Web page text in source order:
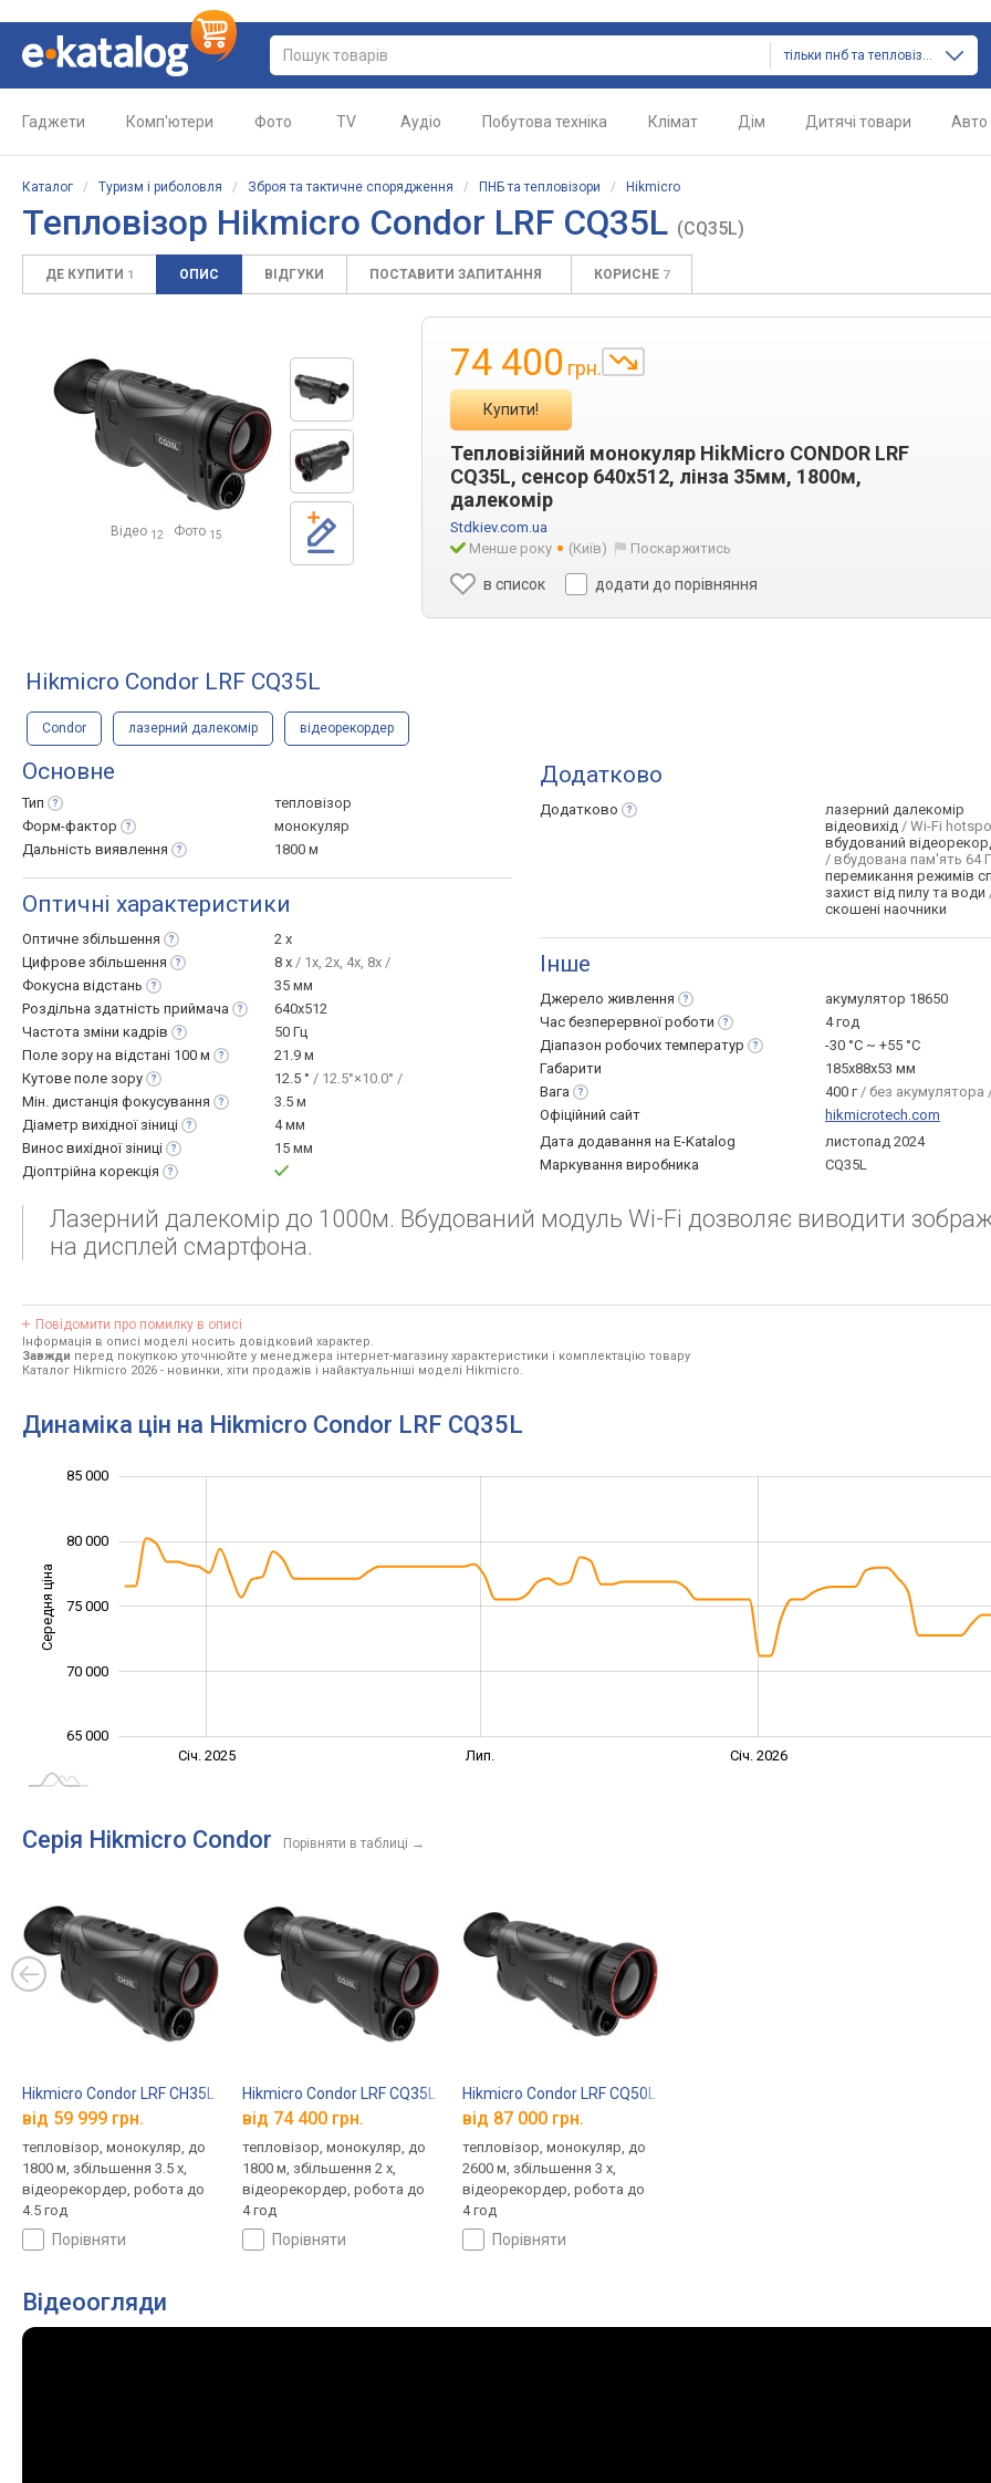
тільки пнб та тепловізори
Гаджети Комп'ютери Фото TV Аудіо Побутова техніка Клімат Дім Дитячі товари Авто
Каталог / Туризм і риболовля / Зброя та тактичне спорядження / ПНБ та тепловізори / Hikmicro
Тепловізор Hikmicro Condor LRF CQ35L (CQ35L)
ДЕ КУПИТИ 1 ОПИС ВІДГУКИ ПОСТАВИТИ ЗАПИТАННЯ КОРИСНЕ 7
Відео 12 Фото 15
74 400 грн.
Купити!
Тепловізійний монокуляр HikMicro CONDOR LRF
CQ35L, сенсор 640x512, лінза 35мм, 1800м,
далекомір
Stdkiev.com.ua
Менше року
(Київ) Поскаржитись
в список додати до порівняння
Hikmicro Condor LRF CQ35L
Condor лазерний далекомір відеорекордер
Основне
Тип
тепловізор
Форм-фактор
монокуляр
Дальність виявлення 1800 м
Оптичні характеристики
Оптичне збільшення
2 x
Цифрове збільшення 8 x / 1x, 2x, 4x, 8x /
Фокусна відстань
35 мм
Роздільна здатність приймача
640x512
Частота зміни кадрів
50 Гц
Поле зору на відстані 100 м
21.9 м
Кутове поле зору 12.5 ° / 12.5°×10.0° /
Мін. дистанція фокусування
3.5 м
Діаметр вихідної зіниці
4 мм
Винос вихідної зіниці
15 мм
Діоптрійна корекція
Додатково
Додатково
лазерний далекомір
відеовихід / Wi-Fi
вбудований
/ вбудована пам'ять 64
перемикання режимів
захист від пилу та води
скошені наочники
Інше
Джерело живлення
акумулятор 18650
Час безперервноїроботи
4 год
Діапазон робочих температур
-30 °C ~ +55 °С
Габарити
185x88x53 мм
Вага
400 г/ без акумулятора
Офіційний сайт
hikmicrotech.com
Дата додавання на E-Katalog
листопад 2024
Маркування виробника
CQ35L
Лазерний далекомір до 1000м. Вбудований модуль Wi-Fi дозволяє виводити
на дисплей смартфона.
Повідомити про помилку в описі
Інформація в описі моделі носить довідковий характер.
Завжди перед покупкою уточнюйте у менеджера інтернет-магазину характеристики і комплектацію товару
Каталог Hikmicro 2026 - новинки, хіти продажів і найактуальніші моделі Hikmicro.
Динаміка цін на Hikmicro Condor LRF CQ35L
Середня ціна 66 000
70 000
85 000
80 000
75 000
65 000
Січ. 2025 Січ. 2026
Лип.
Серія Hikmicro Condor Порівняти в таблиці →
Hikmicro Condor LRF CH35L
від 59 999 грн.
тепловізор, монокуляр, до
1800 м, збільшення 3.5 x,
відеорекордер, робота до
4.5 год
порівняти
Hikmicro Condor LRF CQ35L
від 74 400 грн.
тепловізор, монокуляр, до
1800 м, збільшення 2 x,
відеорекордер, робота до
4 год
порівняти
Hikmicro Condor LRF CQ50L
від 87 000 грн.
тепловізор, монокуляр, до
2600 м, збільшення 3 x,
відеорекордер, робота до
4 год
порівняти
Відеоогляди